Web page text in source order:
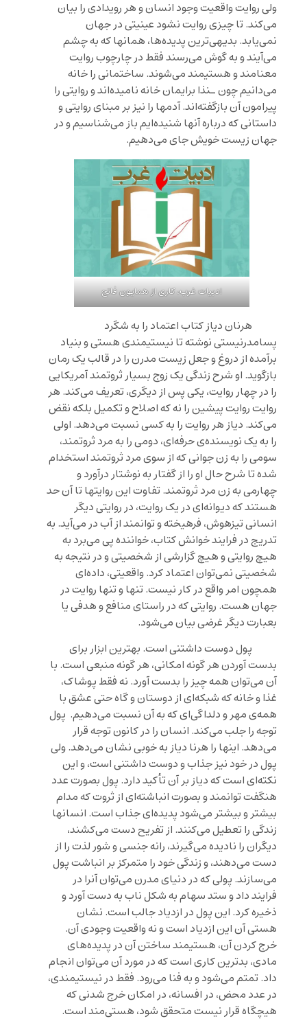
ولی روایت واقعیت وجود انسان و هر رویدادی را بیان
می‌کند. تا چیزی روایت نشود عینیتی در جهان
نمی‌یابد. بدیهی‌ترین پدیده‌ها، همانها که به چشم
می‌آیند و به گوش می‌رسند فقط در چارچوب روایت
معنامند و هستیمند می‌شوند. ساختمانی را خانه
می‌دانیم چون ـنذا برایمان خانه نامیده‌اند و روایتی را
پیرامون آن بازگفته‌اند. آدمها را نیز بر مبنای روایتی و
داستانی که درباره آنها شنیده‌ایم باز می‌شناسیم و در
جهان زیست خویش جای می‌دهیم.
ادبیات غرب، کاری از همایون فاتح
هرنان دیاز کتاباعتماد را به شگرد
پسامدرنیستی نوشته تا نیستیمندی هستی و بنیاد
برآمده از دروغ و جعل زیست مدرن را در قالب یک رمان
بازگوید. او شرح زندگی یک زوج بسیار ثروتمند آمریکایی
را در چهار روایت، یکی پس از دیگری، تعریف می‌کند. هر
روایت روایت پیشین را نه که اصلاح و تکمیل بلکه نقض
می‌کند. دیاز هر روایت را به کسی نسبت می‌دهد. اولی
را به یک نویسنده‌ی حرفه‌ای، دومی را به مرد ثروتمند،
سومی را به زن جوانی که از سوی مرد ثروتمند استخدام
شده تا شرح حال او را از گفتار به نوشتار درآورد و
چهارمی به زن مرد ثروتمند. تفاوت این روایتها تا آن حد
هستند که دیوانه‌ای در یک روایت، در روایتی دیگر
انسانی تیزهوش، فرهیخته و توانمند از آب در می‌آید. به
تدریج در فرایند خوانش کتاب، خواننده پی می‌برد به
هیچ روایتی و هیچ گزارشی از شخصیتی و در نتیجه به
شخصیتی نمی‌توان اعتماد کرد. واقعیتی، داده‌ای
همچون امر واقع در کار نیست. تنها و تنها روایت در
جهان هست. روایتی که در راستای منافع و هدفی یا
بعبارت دیگر غرضی بیان می‌شود.
پول دوست داشتنی است. بهترین ابزار برای
بدست آوردن هر گونه امکانی، هر گونه منبعی است. با
آن می‌توان همه چیز را بدست آورد. نه فقط پوشاک،
غذا و خانه که شبکه‌ای از دوستان و گاه حتی عشق با
همه‌ی مهر و دلداگی‌ای که به آن نسبت می‌دهیم. پول
توجه را جلب می‌کند. انسان را در کانون توجه قرار
می‌دهد. اینها را هرنا دیاز به خوبی نشان می‌دهد. ولی
پول در خود نیز جذاب و دوست داشتنی است، و این
نکته‌ای است که دیاز بر آن تأکید دارد. پول بصورت عدد
هنگفت توانمند و بصورت انباشته‌ای از ثروت که مدام
بیشتر و بیشتر می‌شود پدیده‌ای جذاب است. انسانها
زندگی را تعطیل می‌کنند. از تفریح دست می‌کشند،
دیگران را نادیده می‌گیرند، رانه جنسی و شور لذت را از
دست می‌دهند، و زندگی خود را متمرکز بر انباشت پول
می‌سازند. پولی که در دنیای مدرن می‌توان آنرا در
فرایند داد و ستد سهام به شکل ناب به دست آورد و
ذخیره کرد. این پول در ازدیاد جالب است. نشان
هستی آن این ازدیاد است و نه واقعیت وجودی آن.
خرج کردن آن، هستیمند ساختن آن در پدیده‌های
مادی، بدترین کاری است که در مورد آن می‌توان انجام
داد. تمتم می‌شود و به فنا می‌رود. فقط در نیستیمندی،
در عدد محض، در افسانه، در امکان خرج شدنی که
هیچگاه قرار نیست متحقق شود، هستی‌مند است.